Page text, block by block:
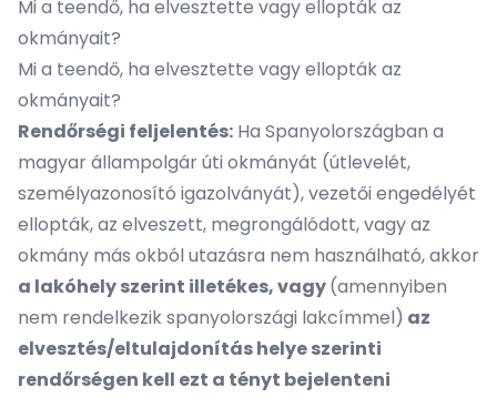
Mi a teendő, ha elvesztette vagy ellopták az
okmányait?
Mi a teendő, ha elvesztette vagy ellopták az
okmányait?
Rendőrségi feljelentés: Ha Spanyolországban a
magyar állampolgár úti okmányát (útlevelét,
személyazonosító igazolványát), vezetői engedélyét
ellopták, az elveszett, megrongálódott, vagy az
okmány más okból utazásra nem használható, akkor
a lakóhely szerint illetékes, vagy(amennyiben
nem rendelkezik spanyolországi lakcímmel) az
elvesztés/eltulajdonítás helye szerinti
rendőrségen kell ezt a tényt bejelenteni